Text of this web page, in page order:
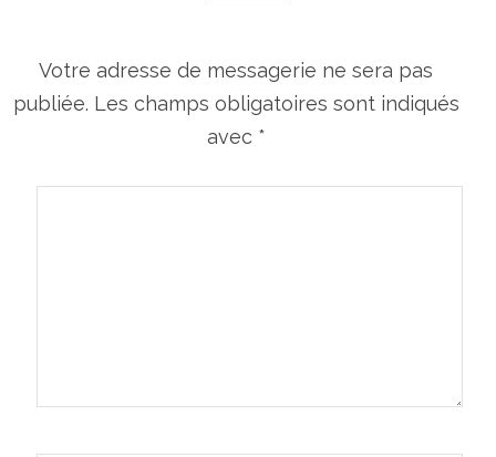
Votre adresse de messagerie ne sera pas
publiée. Les champs obligatoires sont indiqués
avec *